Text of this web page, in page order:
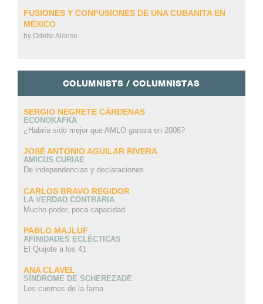
FUSIONES Y CONFUSIONES DE UNA CUBANITA EN
MÉXICO
by Odette Alonso
COLUMNISTS / COLUMNISTAS
SERGIO NEGRETE CÁRDENAS
ECONOKAFKA
¿Habría sido mejor que AMLO ganara en 2006?
JOSÉ ANTONIO AGUILAR RIVERA
AMICUS CURIAE
De independencias y declaraciones
CARLOS BRAVO REGIDOR
LA VERDAD CONTRARIA
Mucho poder, poca capacidad
PABLO MAJLUF
AFINIDADES ECLÉCTICAS
El Quijote a los 41
ANA CLAVEL
SÍNDROME DE SCHEREZADE
Los cuernos de la fama